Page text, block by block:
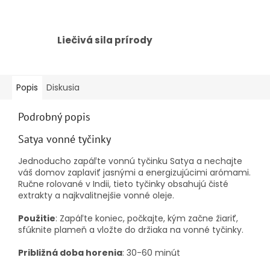
Liečivá sila prírody
Popis Diskusia
Podrobný popis
Satya vonné tyčinky
Jednoducho zapáľte vonnú tyčinku Satya a nechajte
váš domov zaplaviť jasnými a energizujúcimi arómami.
Ručne rolované v Indii, tieto tyčinky obsahujú čisté
extrakty a najkvalitnejšie vonné oleje.
Použitie: Zapáľte koniec, počkajte, kým začne žiariť,
sfúknite plameň a vložte do držiaka na vonné tyčinky.
Približná doba horenia: 30-60 minút